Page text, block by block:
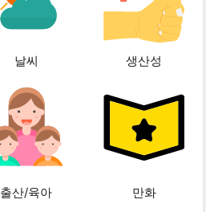
날씨 생산성
출산/육아 만화